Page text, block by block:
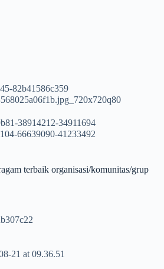
terbaik organisasi/komunitas/grup